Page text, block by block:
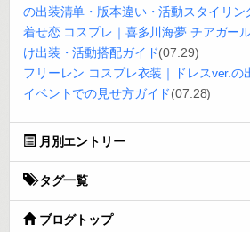
の出装清单・版本違い・活動スタイリン
着せ恋 コスプレ｜喜多川海夢 チアガー
け出装・活動搭配ガイド(07.29)
フリーレン コスプレ衣装｜ドレスver.の
イベントでの見せ方ガイド(07.28)
月別エントリー
タグ一覧
ブログトップ